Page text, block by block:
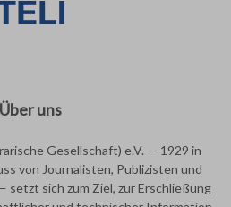
Über uns
Gesellschaft) e.V. — 1929 in
von Journalisten, Publizisten und
sich zum Ziel, zur Erschließung